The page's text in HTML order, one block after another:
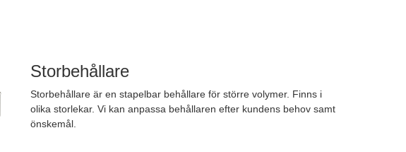
Storbehållare
Storbehållare är en stapelbar behållare för större volymer. Finns i
olika storlekar. Vi kan anpassa behållaren efter kundens behov samt
önskemål.